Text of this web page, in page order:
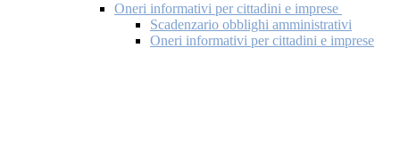
Oneri informativi per cittadini e imprese
Scadenzario obblighi amministrativi
Oneri informativi per cittadini e imprese